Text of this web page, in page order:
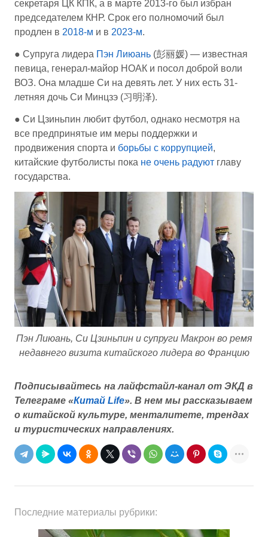
секретаря ЦК КПК, а в марте 2013-го был избран
председателем КНР. Срок его полномочий был
продлен в 2018-м и в 2023-м.
● Супруга лидера Пэн Лиюань (彭丽媛) — известная
певица, генерал-майор НОАК и посол доброй воли
ВОЗ. Она младше Си на девять лет. У них есть 31-
летняя дочь Си Минцзэ (习明泽).
● Си Цзиньпин любит футбол, однако несмотря на
все предпринятые им меры поддержки и
продвижения спорта и борьбы с коррупцией,
китайские футболисты пока не очень радуют главу
государства.
Пэн Лиюань, Си Цзиньпин и супруги Макрон во ремя
недавнего визита китайского лидера во Францию
Подписывайтесь на лайфстайл-канал от ЭКД в
Телеграме «Китай Life». В нем мы рассказываем
о китайской культуре, менталитете, трендах
и туристических направлениях.
Последние материалы рубрики: